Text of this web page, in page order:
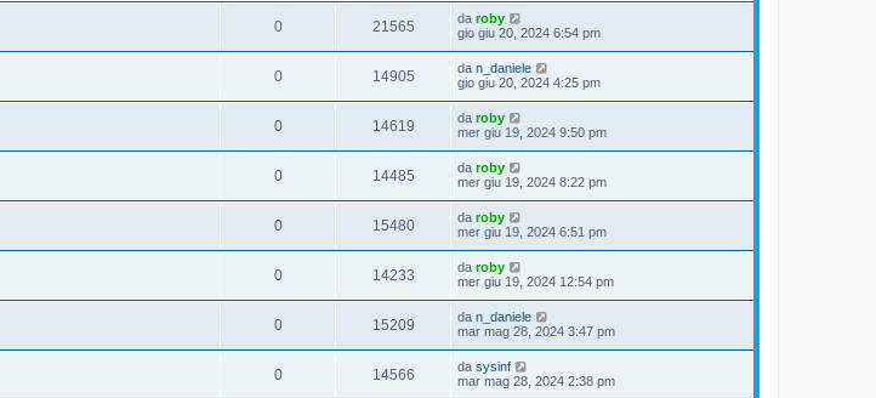
0 21565 da roby
gio giu 20, 2024 6:54 pm
0 14905 da n_daniele
gio giu 20, 2024 4:25 pm
0 14619 da roby
mer giu 19, 2024 9:50 pm
0 14485 da roby
mer giu 19, 2024 8:22 pm
0 15480 da roby
mer giu 19, 2024 6:51 pm
0 14233 da roby
mer giu 19, 2024 12:54 pm
0 15209 da n_daniele
mar mag 28, 2024 3:47 pm
0 14566 da sysinf
mar mag 28, 2024 2:38 pm